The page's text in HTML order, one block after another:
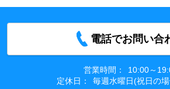
電話でお問い合
営業時間：
10:00～
定休日：
毎週水曜日(祝日の